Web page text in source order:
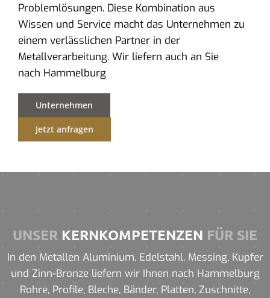
Problemlösungen. Diese Kombination aus
Wissen und Service macht das Unternehmen zu
einem verlässlichen Partner in der
Metallverarbeitung. Wir liefern auch an Sie
nach Hammelburg
Unternehmen
Jetzt anfragen
UNSER KERNKOMPETENZEN FÜR SIE
In den Metallen Aluminium, Edelstahl, Messing, Kupfer
und Zinn-Bronze liefern wir Ihnen nach Hammelburg
Rohre, Profile, Bleche, Bänder, Platten, Zuschnitte,